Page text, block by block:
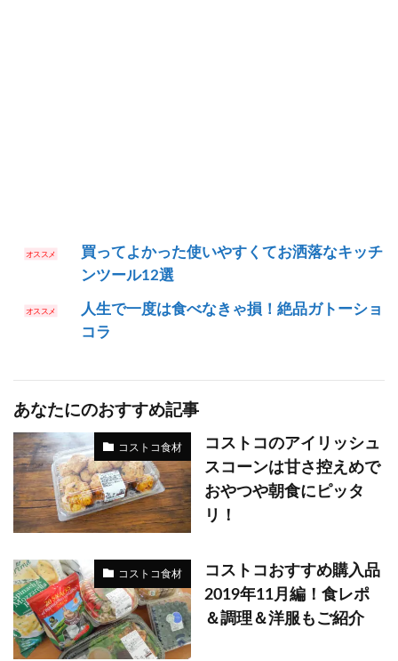
買ってよかった使いやすくてお洒落なキッチ
ンツール12選
人生で一度は食べなきゃ損！絶品ガトーショ
コラ
あなたにのおすすめ記事
コストコ食材
コストコのアイリッシュ
スコーンは甘さ控えめで
おやつや朝食にピッタ
リ！
コストコ食材
コストコおすすめ購入品
2019年11月編！食レポ
＆調理＆洋服もご紹介